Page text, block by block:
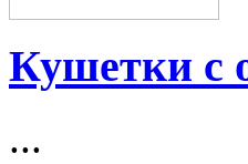
Кушетки с
...